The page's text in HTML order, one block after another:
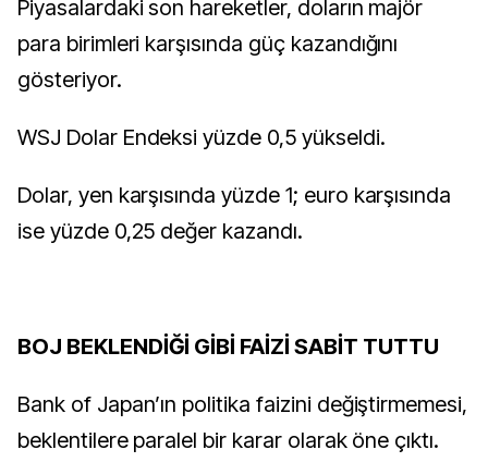
Piyasalardaki son hareketler, doların majör
para birimleri karşısında güç kazandığını
gösteriyor.
WSJ Dolar Endeksi yüzde 0,5 yükseldi.
Dolar, yen karşısında yüzde 1; euro karşısında
ise yüzde 0,25 değer kazandı.
BOJ BEKLENDİĞİ GİBİ FAİZİ SABİT TUTTU
Bank of Japan’ın politika faizini değiştirmemesi,
beklentilere paralel bir karar olarak öne çıktı.